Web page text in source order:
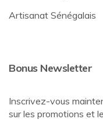
Artisanat Sénégalais
Bonus Newsletter
Inscrivez-vous
sur les promotions et